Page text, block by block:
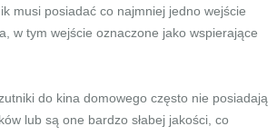
musi posiadać co najmniej jedno wejście
w tym wejście oznaczone jako wspierające
do kina domowego często nie posiadają
lub są one bardzo słabej jakości, co